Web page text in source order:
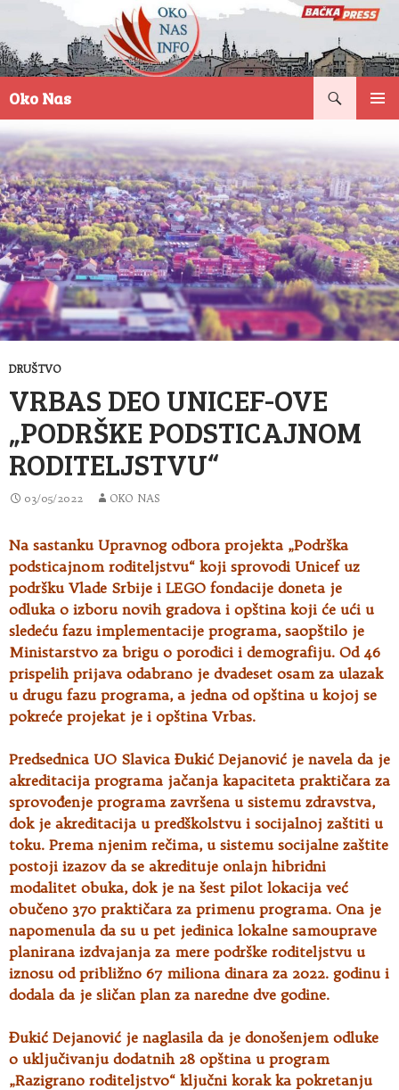
Oko Nas
NA
SADRŽAJ
DRUŠTVO
VRBAS DEO UNICEF-OVE
„PODRŠKE PODSTICAJNOM
RODITELJSTVU“
03/05/2022 OKO NAS
Na sastanku Upravnog odbora projekta „Podrška
podsticajnom roditeljstvu“ koji sprovodi Unicef uz
podršku Vlade Srbije i LEGO fondacije doneta je
odluka o izboru novih gradova i opština koji će ući u
sledeću fazu implementacije programa, saopštilo je
Ministarstvo za brigu o porodici i demografiju. Od 46
prispelih prijava odabrano je dvadeset osam za ulazak
u drugu fazu programa, a jedna od opština u kojoj se
pokreće projekat je i opština Vrbas.
Predsednica UO Slavica Đukić Dejanović je navela da je
akreditacija programa jačanja kapaciteta praktičara za
sprovođenje programa završena u sistemu zdravstva,
dok je akreditacija u predškolstvu i socijalnoj zaštiti u
toku. Prema njenim rečima, u sistemu socijalne zaštite
postoji izazov da se akredituje onlajn hibridni
modalitet obuka, dok je na šest pilot lokacija već
obučeno 370 praktičara za primenu programa. Ona je
napomenula da su u pet jedinica lokalne samouprave
planirana izdvajanja za mere podrške roditeljstvu u
iznosu od približno 67 miliona dinara za 2022. godinu i
dodala da je sličan plan za naredne dve godine.
Đukić Dejanović je naglasila da je donošenjem odluke
o uključivanju dodatnih 28 opština u program
„Razigrano roditeljstvo“ ključni korak ka pokretanju